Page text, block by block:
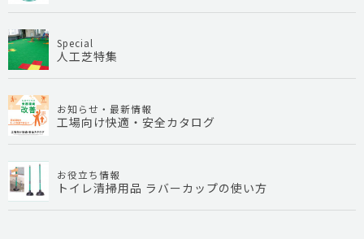
Special
人工芝特集
お知らせ・最新情報
工場向け快適・安全カタログ
お役立ち情報
トイレ清掃用品 ラバーカップの使い方